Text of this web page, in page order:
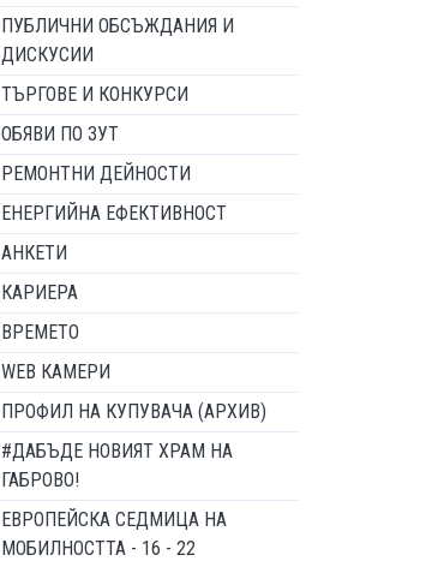
ПУБЛИЧНИ ОБСЪЖДАНИЯ И
ДИСКУСИИ
ТЪРГОВЕ И КОНКУРСИ
ОБЯВИ ПО ЗУТ
РЕМОНТНИ ДЕЙНОСТИ
ЕНЕРГИЙНА ЕФЕКТИВНОСТ
АНКЕТИ
КАРИЕРА
ВРЕМЕТО
WEB КАМЕРИ
ПРОФИЛ НА КУПУВАЧА (АРХИВ)
#ДАБЪДЕ НОВИЯТ ХРАМ НА
ГАБРОВО!
ЕВРОПЕЙСКА СЕДМИЦА НА
МОБИЛНОСТТА - 16 - 22